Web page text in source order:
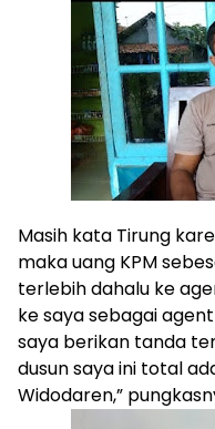
Masih kata Tirung
maka uang KPM
terlebih dahalu ke
ke saya sebagai
saya berikan tanda
dusun saya ini total
Widodaren,”